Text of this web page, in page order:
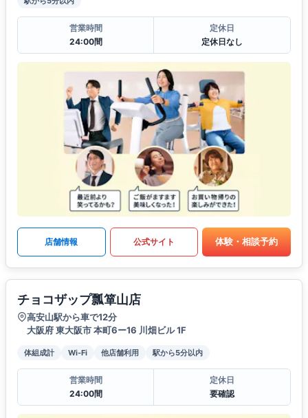
営業時間
24:00間
定休日
定休日なし
店舗情報 公式サイト 体験・相談予約
チョコザップ瓢箪山店
高安山駅から車で12分
大阪府 東大阪市 本町6ー16 川畑ビル 1F
体組成計 Wi-Fi 他店舗利用 駅から5分以内
営業時間
24:00間
定休日
要確認